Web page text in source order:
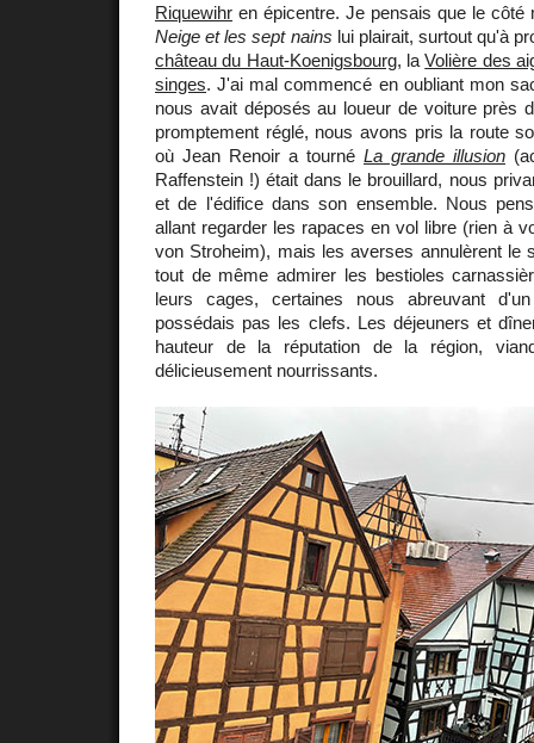
Riquewihr en épicentre. Je pensais que le
Neige et les sept nains lui plairait, surtout qu'à
château du Haut-Koenigsbourg, laVolière des
singes. J'ai mal commencé en oubliant mon
nous avait déposés au loueur de voiture près
promptement réglé, nous avons pris la route
où Jean Renoir a tourné La grande illusion
Raffenstein !) était dans le brouillard, nous
et de l'édifice dans son ensemble. Nous
allant regarder les rapaces en vol libre (rien à
von Stroheim), mais les averses annulèrent le
tout de même admirer les bestioles
leurs cages, certaines nous abreuvant
possédais pas les clefs. Les déjeuners et
hauteur de la réputation de la région,
délicieusement nourrissants.